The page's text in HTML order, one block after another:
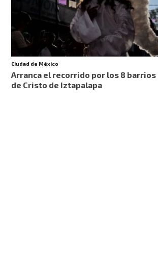
Ciudad de México
Arranca el recorrido por los 8 barrios
de Cristo de Iztapalapa